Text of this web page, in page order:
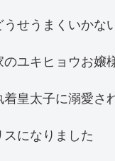
せうまくいかな
ユキヒョウお嬢
皇太子に溺愛さ
になりました